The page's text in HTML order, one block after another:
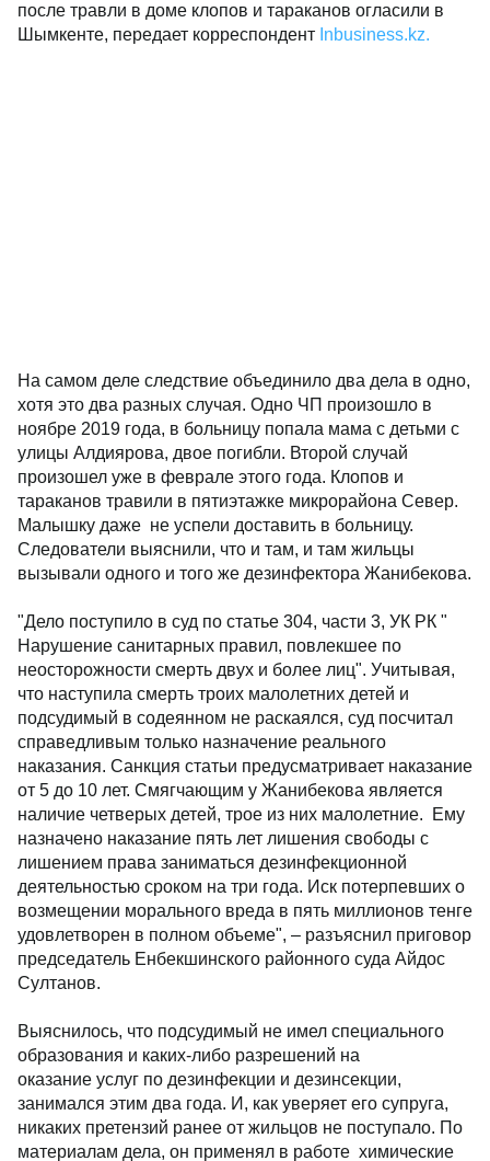
после травли в доме клопов и тараканов огласили в
Шымкенте, передает корреспондент Inbusiness.kz.
На самом деле следствие объединило два дела в одно,
хотя это два разных случая. Одно ЧП произошло в
ноябре 2019 года, в больницу попала мама с детьми с
улицы Алдиярова, двое погибли. Второй случай
произошел уже в феврале этого года. Клопов и
тараканов травили в пятиэтажке микрорайона Север.
Малышку даже не успели доставить в больницу.
Следователи выяснили, что и там, и там жильцы
вызывали одного и того же дезинфектора Жанибекова.
"Дело поступило в суд по статье 304, части 3, УК РК "
Нарушение санитарных правил, повлекшее по
неосторожности смерть двух и более лиц". Учитывая,
что наступила смерть троих малолетних детей и
подсудимый в содеянном не раскаялся, суд посчитал
справедливым только назначение реального
наказания. Санкция статьи предусматривает наказание
от 5 до 10 лет. Смягчающим у Жанибекова является
наличие четверых детей, трое из них малолетние. Ему
назначено наказание пять лет лишения свободы с
лишением права заниматься дезинфекционной
деятельностью сроком на три года. Иск потерпевших о
возмещении морального вреда в пять миллионов тенге
удовлетворен в полном объеме", – разъяснил приговор
председатель Енбекшинского районного суда Айдос
Султанов.
Выяснилось, что подсудимый не имел специального
образования и каких-либо разрешений на
оказание услуг по дезинфекции и дезинсекции,
занимался этим два года. И, как уверяет его супруга,
никаких претензий ранее от жильцов не поступало. По
материалам дела, он применял в работе химические